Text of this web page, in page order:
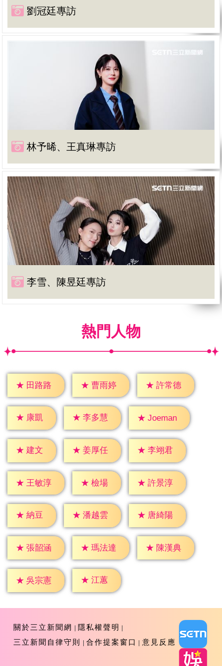
劉冠廷專訪
林予晞、王真琳專訪
李雪、陳昱廷專訪
熱門人物
★ 田路路 ★ 曹雨婷 ★ 許常德
★ 康凱 ★ 李多慧 ★ Joeman
★ 建文 ★ 姜厚任 ★ 李翊君
★ 王敏淳 ★ 檢場 ★ 許景淳
★ 納豆 ★ 潘越雲 ★ 唐綺陽
★ 張韶涵 ★ 瑪法達 ★ 陳漢典
★ 吳宗憲 ★ 江蕙
關於三立新聞網
隱私權聲明
三立新聞自律守則
合作提案窗口 意見反應